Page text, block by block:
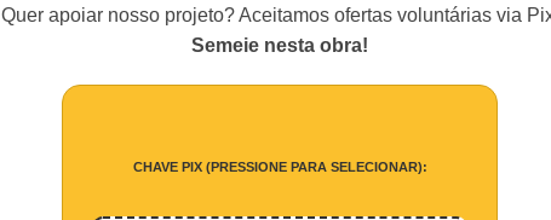
Quer apoiar nosso projeto? Aceitamos ofertas voluntárias via
Semeie nesta obra!
CHAVE PIX (PRESSIONE PARA SELECIONAR):